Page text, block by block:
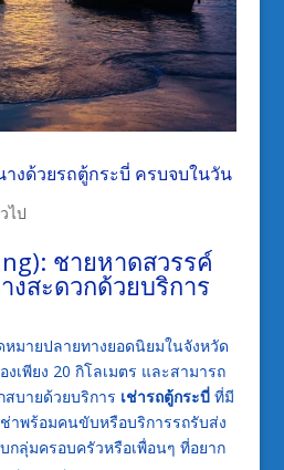
างด้วยรถตู้กระบี่ ครบจบในวัน
ไป
ชายหาดสวรรค์
งสะดวกด้วยบริการ
มายปลายทางยอดนิยมในจังหวัด
งเพียง 20 กิโลเมตร และสามารถ
สบายด้วยบริการ เช่ารถตู้กระบี่ที่มี
าพร้อมคนขับหรือบริการรถรับส่ง
กลุ่มครอบครัวหรือเพื่อนๆ ที่อยาก